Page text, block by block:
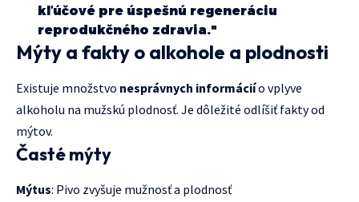
kľúčové pre úspešnú regeneráciu
reprodukčného zdravia."
Mýty a fakty o alkohole a plodnosti
Existuje množstvo nesprávnych informáciío vplyve
alkoholu na mužskú plodnosť. Je dôležité odlíšiť fakty od
mýtov.
Časté mýty
Mýtus: Pivo zvyšuje mužnosť a plodnosť